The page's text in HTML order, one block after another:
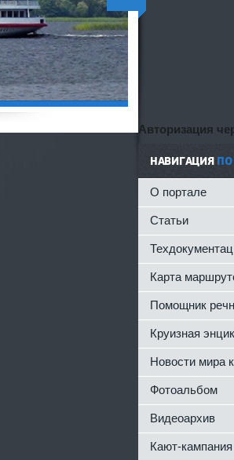
<
Авторизация
НАВИГАЦИЯ ПО
О портале
Статьи
Карта
Помощник
Круизная
Новости мира
Фотоальбом
Видеоархив
Кают-кампания